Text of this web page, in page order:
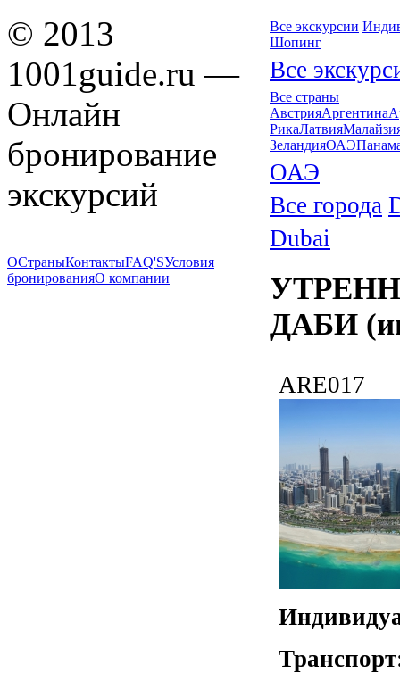
Все экскурсии
Шопинг
Все
Все страны
АвстрияАргентина
РикаЛатвия
ЗеландияОАЭ
ОАЭ
Все города
Dubai
ДАБИ
ARE017
© 2013
1001guide.ru —
Онлайн
бронирование
экскурсий
ОСтраныКонтактыFAQ'SУсловия
бронированияО компании